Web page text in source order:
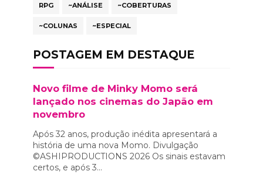
RPG ~ANÁLISE ~COBERTURAS
~COLUNAS ~ESPECIAL
POSTAGEM EM DESTAQUE
Novo filme de Minky Momo será
lançado nos cinemas do Japão em
novembro
Após 32 anos, produção inédita apresentará a
história de uma nova Momo. Divulgação
©ASHIPRODUCTIONS 2026 Os sinais estavam
certos, e após 3...